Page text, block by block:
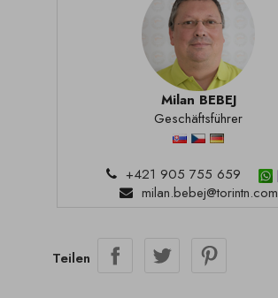
Milan BEBEJ
Geschäftsführer
+421 905 755 659
milan.bebej@torintn.com
Teilen